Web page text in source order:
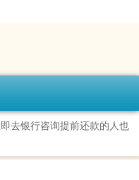
去银行咨询提前还款的人也